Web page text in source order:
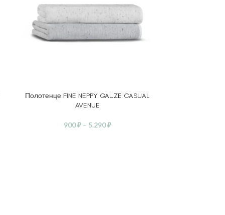
ВЫБЕРИТЕ ПАРАМЕТРЫ
Полотенце FINE NEPPY GAUZE CASUAL
AVENUE
900₽ – 5.290₽